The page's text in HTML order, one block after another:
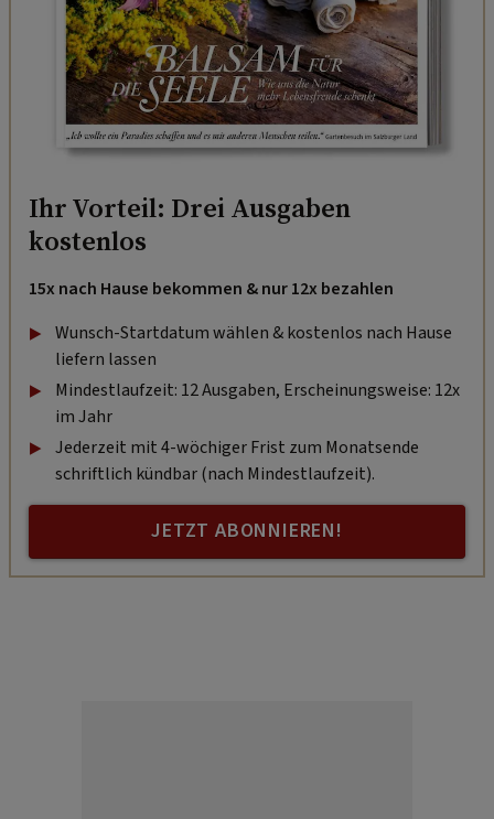
Ihr Vorteil: Drei Ausgaben
kostenlos
15x nach Hause bekommen & nur 12x bezahlen
Wunsch-Startdatum wählen & kostenlos nach Hause
liefern lassen
Mindestlaufzeit: 12 Ausgaben, Erscheinungsweise: 12x
im Jahr
Jederzeit mit 4-wöchiger Frist zum Monatsende
schriftlich kündbar (nach Mindestlaufzeit).
JETZT ABONNIEREN!